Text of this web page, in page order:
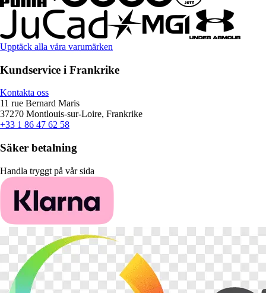
Upptäck alla våra varumärken
Kundservice i Frankrike
Kontakta oss
11 rue Bernard Maris
37270 Montlouis-sur-Loire, Frankrike
+33 1 86 47 62 58
Säker betalning
Handla tryggt på vår sida